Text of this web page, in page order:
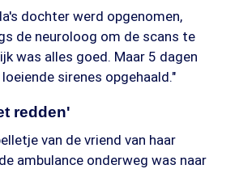
dochter werd opgenomen,
de neuroloog om de scans te
was alles goed. Maar 5 dagen
sirenes opgehaald."
redden'
van de vriend van haar
ambulance onderweg was naar